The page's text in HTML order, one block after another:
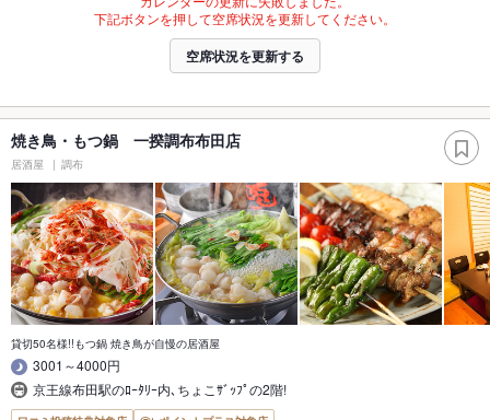
下記ボタンを押して空席状況を更新してください。
空席状況を更新する
焼き鳥・もつ鍋 一揆調布布田店
居酒屋 調布
貸切50名様!!もつ鍋 焼き鳥が自慢の居酒屋
3001～4000円
京王線布田駅のﾛｰﾀﾘｰ内､ちょこｻﾞｯﾌﾟの2階!